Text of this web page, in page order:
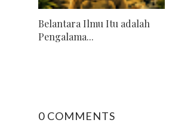
Belantara Ilmu Itu adalah
Pengalama...
0 COMMENTS